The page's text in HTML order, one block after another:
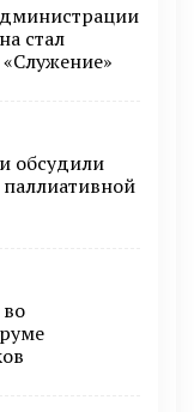
стал
обсудили